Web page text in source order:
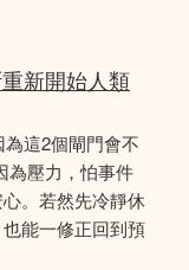
新開始人類
這2個閘門會不
為壓力，怕事件
。若然先冷靜休
能一修正回到預